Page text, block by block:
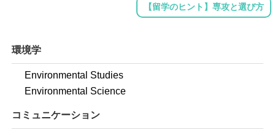
【留学のヒント】専攻と選び方
環境学
Environmental Studies
Environmental Science
コミュニケーション